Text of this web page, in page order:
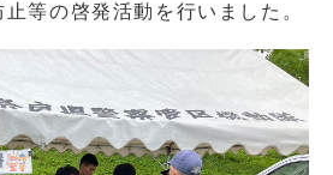
等の啓発活動を行いました。